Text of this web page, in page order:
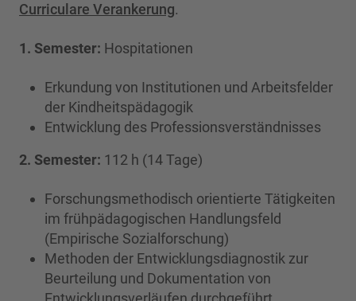
Curriculare Verankerung.
1. Semester: Hospitationen
Erkundung von Institutionen und Arbeitsfelder
der Kindheitspädagogik
Entwicklung des Professionsverständnisses
2. Semester: 112 h (14 Tage)
Forschungsmethodisch orientierte Tätigkeiten
im frühpädagogischen Handlungsfeld
(Empirische Sozialforschung)
Methoden der Entwicklungsdiagnostik zur
Beurteilung und Dokumentation von